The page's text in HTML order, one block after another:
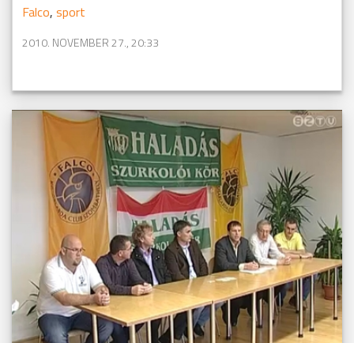
Falco, sport
2010. NOVEMBER 27., 20:33